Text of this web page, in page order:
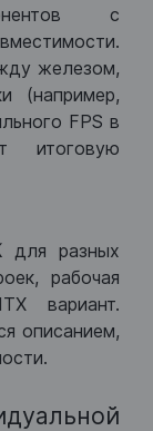
с
железом,
(например,
FPS в
итоговую
для разных
рабочая
вариант.
описанием,